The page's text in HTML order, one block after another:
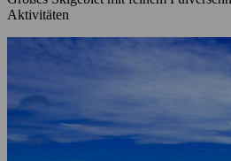
Aktivitäten